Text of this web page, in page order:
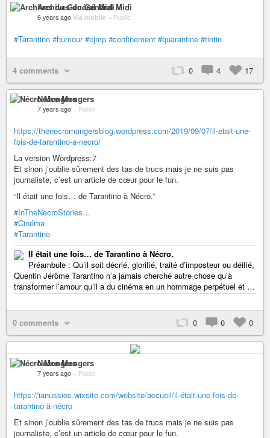
Archives du Général Midi
6 years ago Via mobile – Public
#Tarantino #humour #cjmp #confinement #quarantine #tintin
4 comments 0 4 17
Nécro Mongers
7 years ago – Public
https://thenecromongersblog.wordpress.com/2019/09/07/il-etait-une-
fois-de-tarantino-a-necro/
La version Wordpress:7
Et sinon j’oublie sûrement des tas de trucs mais je ne suis pas
journaliste, c’est un article de cœur pour le fun.
“Il était une fois… de Tarantino à Nécro.”
#InTheNecroStories…
#Cinéma
#Tarantino
Il était une fois… de Tarantino à Nécro.
Préambule : Qu’il soit décrié, glorifié, traité d’imposteur ou déifié,
Quentin Jérôme Tarantino n’a jamais cherché autre chose qu’à
transformer l’amour qu’il a du cinéma en un hommage perpétuel et …
0 comments 0 0 0
Nécro Mongers
7 years ago – Public
https://ianussios.wixsite.com/website/accueil/il-était-une-fois-de-
tarantino-à-nécro
Et sinon j’oublie sûrement des tas de trucs mais je ne suis pas
journaliste, c’est un article de cœur pour le fun.